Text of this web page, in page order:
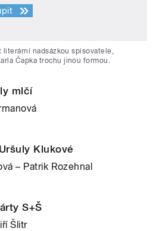
nadsázkou spisovatele,
Čapka trochu jinou formou.
mlčí
Klukové
– Patrik Rozehnal
S+Š
Šlitr